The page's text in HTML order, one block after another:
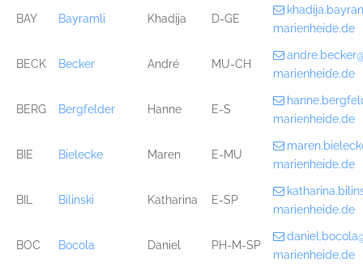
BAY Bayramli Khadija D-GE
marienheide.de
BECK Becker André MU-CH
marienheide.de
BERG Bergfelder Hanne E-S
marienheide.de
BIE Bielecke Maren E-MU
marienheide.de
BIL Bilinski Katharina E-SP
marienheide.de
BOC Bocola Daniel PH-M-SP
marienheide.de